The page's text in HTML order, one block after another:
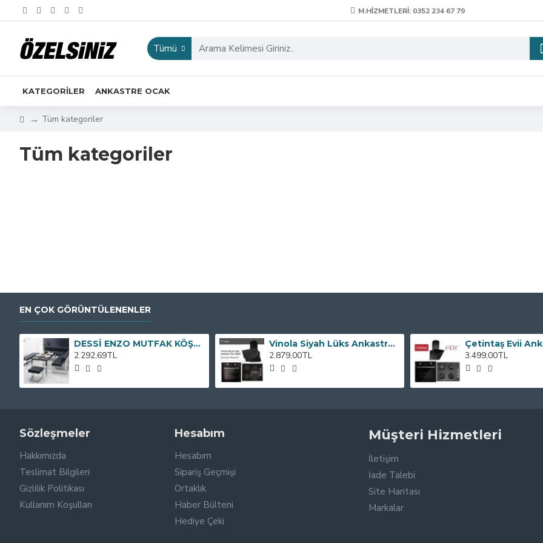
M.HIZMETLERI: 0352 234 67 79
Tümü
KATEGORİLER ANKASTRE OCAK
Tüm kategoriler
Tüm kategoriler
EN ÇOK GÖRÜNTÜLENENLER
DESSİ ENZO MUTFAK KÖŞE TAKIMI
2.292,69TL
Vinola Siyah Lüks Ankastre Set 2020 -- set kodu : Plusset12
2.879,00TL
Çetintaş Evii
3.499,00TL
Sözleşmeler
Hakkımızda
Teslimat Bilgileri
Gizlilik Politikası
Kullanım Koşulları
Hesabım
Hesabım
Sipariş Geçmişi
Ortaklık
Haber Bülteni
Hediye Çeki
Müşteri Hizmetleri
İletişim
İade Talebi
Site Haritası
Markalar